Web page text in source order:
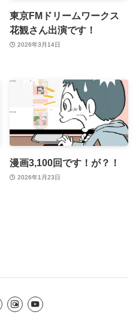
東京FMドリームワークス
花観さん出演です！
2026年3月14日
漫画3,100回です！が？！
2026年1月23日